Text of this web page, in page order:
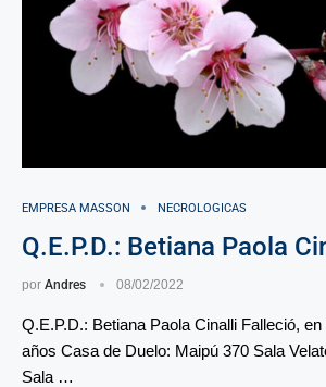
EMPRESA MASSON NECROLOGICAS
Q.E.P.D.: Betiana Paola
por Andres 08/02/2022
Q.E.P.D.: Betiana Paola Cinalli Falleció,
años Casa de Duelo: Maipú 370 Sala
Sala …